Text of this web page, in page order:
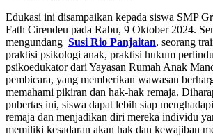
Edukasi ini disampaikan kepada siswa SMP
Fath Cirendeu pada Rabu, 9 Oktober 2024.
mengundang Susi Rio Panjaitan, seorang
praktisi psikologi anak, praktisi hukum
psikoedukator dari Yayasan Rumah Anak
pembicara, yang memberikan wawasan
memahami pikiran dan hak-hak remaja.
pubertas ini, siswa dapat lebih siap
remaja dan menjadikan diri mereka individu
memiliki kesadaran akan hak dan kewajiban